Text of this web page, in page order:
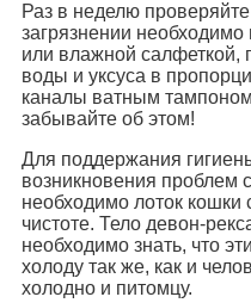
Раз в неделю
загрязнении
или влажной салфеткой,
воды и уксуса в
каналы ватным тампоном
забывайте об этом!
Для поддержания
возникновения проблем
необходимо лоток кошки
чистоте. Тело девон-
необходимо знать, что
холоду так же, как и
холодно и питомцу.